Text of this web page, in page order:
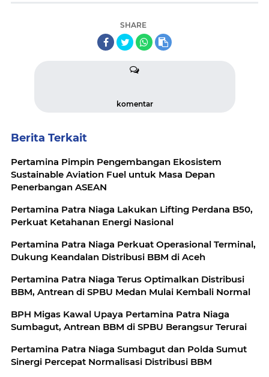
SHARE
komentar
Berita Terkait
Pertamina Pimpin Pengembangan Ekosistem
Sustainable Aviation Fuel untuk Masa Depan
Penerbangan ASEAN
Pertamina Patra Niaga Lakukan Lifting Perdana B50,
Perkuat Ketahanan Energi Nasional
Pertamina Patra Niaga Perkuat Operasional Terminal,
Dukung Keandalan Distribusi BBM di Aceh
Pertamina Patra Niaga Terus Optimalkan Distribusi
BBM, Antrean di SPBU Medan Mulai Kembali Normal
BPH Migas Kawal Upaya Pertamina Patra Niaga
Sumbagut, Antrean BBM di SPBU Berangsur Terurai
Pertamina Patra Niaga Sumbagut dan Polda Sumut
Sinergi Percepat Normalisasi Distribusi BBM